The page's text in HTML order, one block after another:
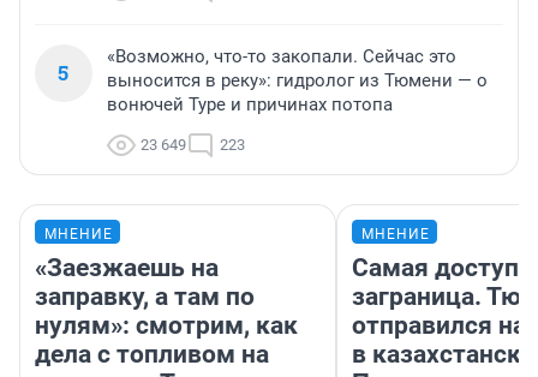
5
«Возможно, что-то закопали. Сейчас это
выносится в реку»: гидролог из Тюмени — о
вонючей Туре и причинах потопа
23 649 223
МНЕНИЕ
«Заезжаешь на
заправку, а там по
нулям»: смотрим, как
дела с топливом на
МНЕНИЕ
Самая
заграница.
отправился
в